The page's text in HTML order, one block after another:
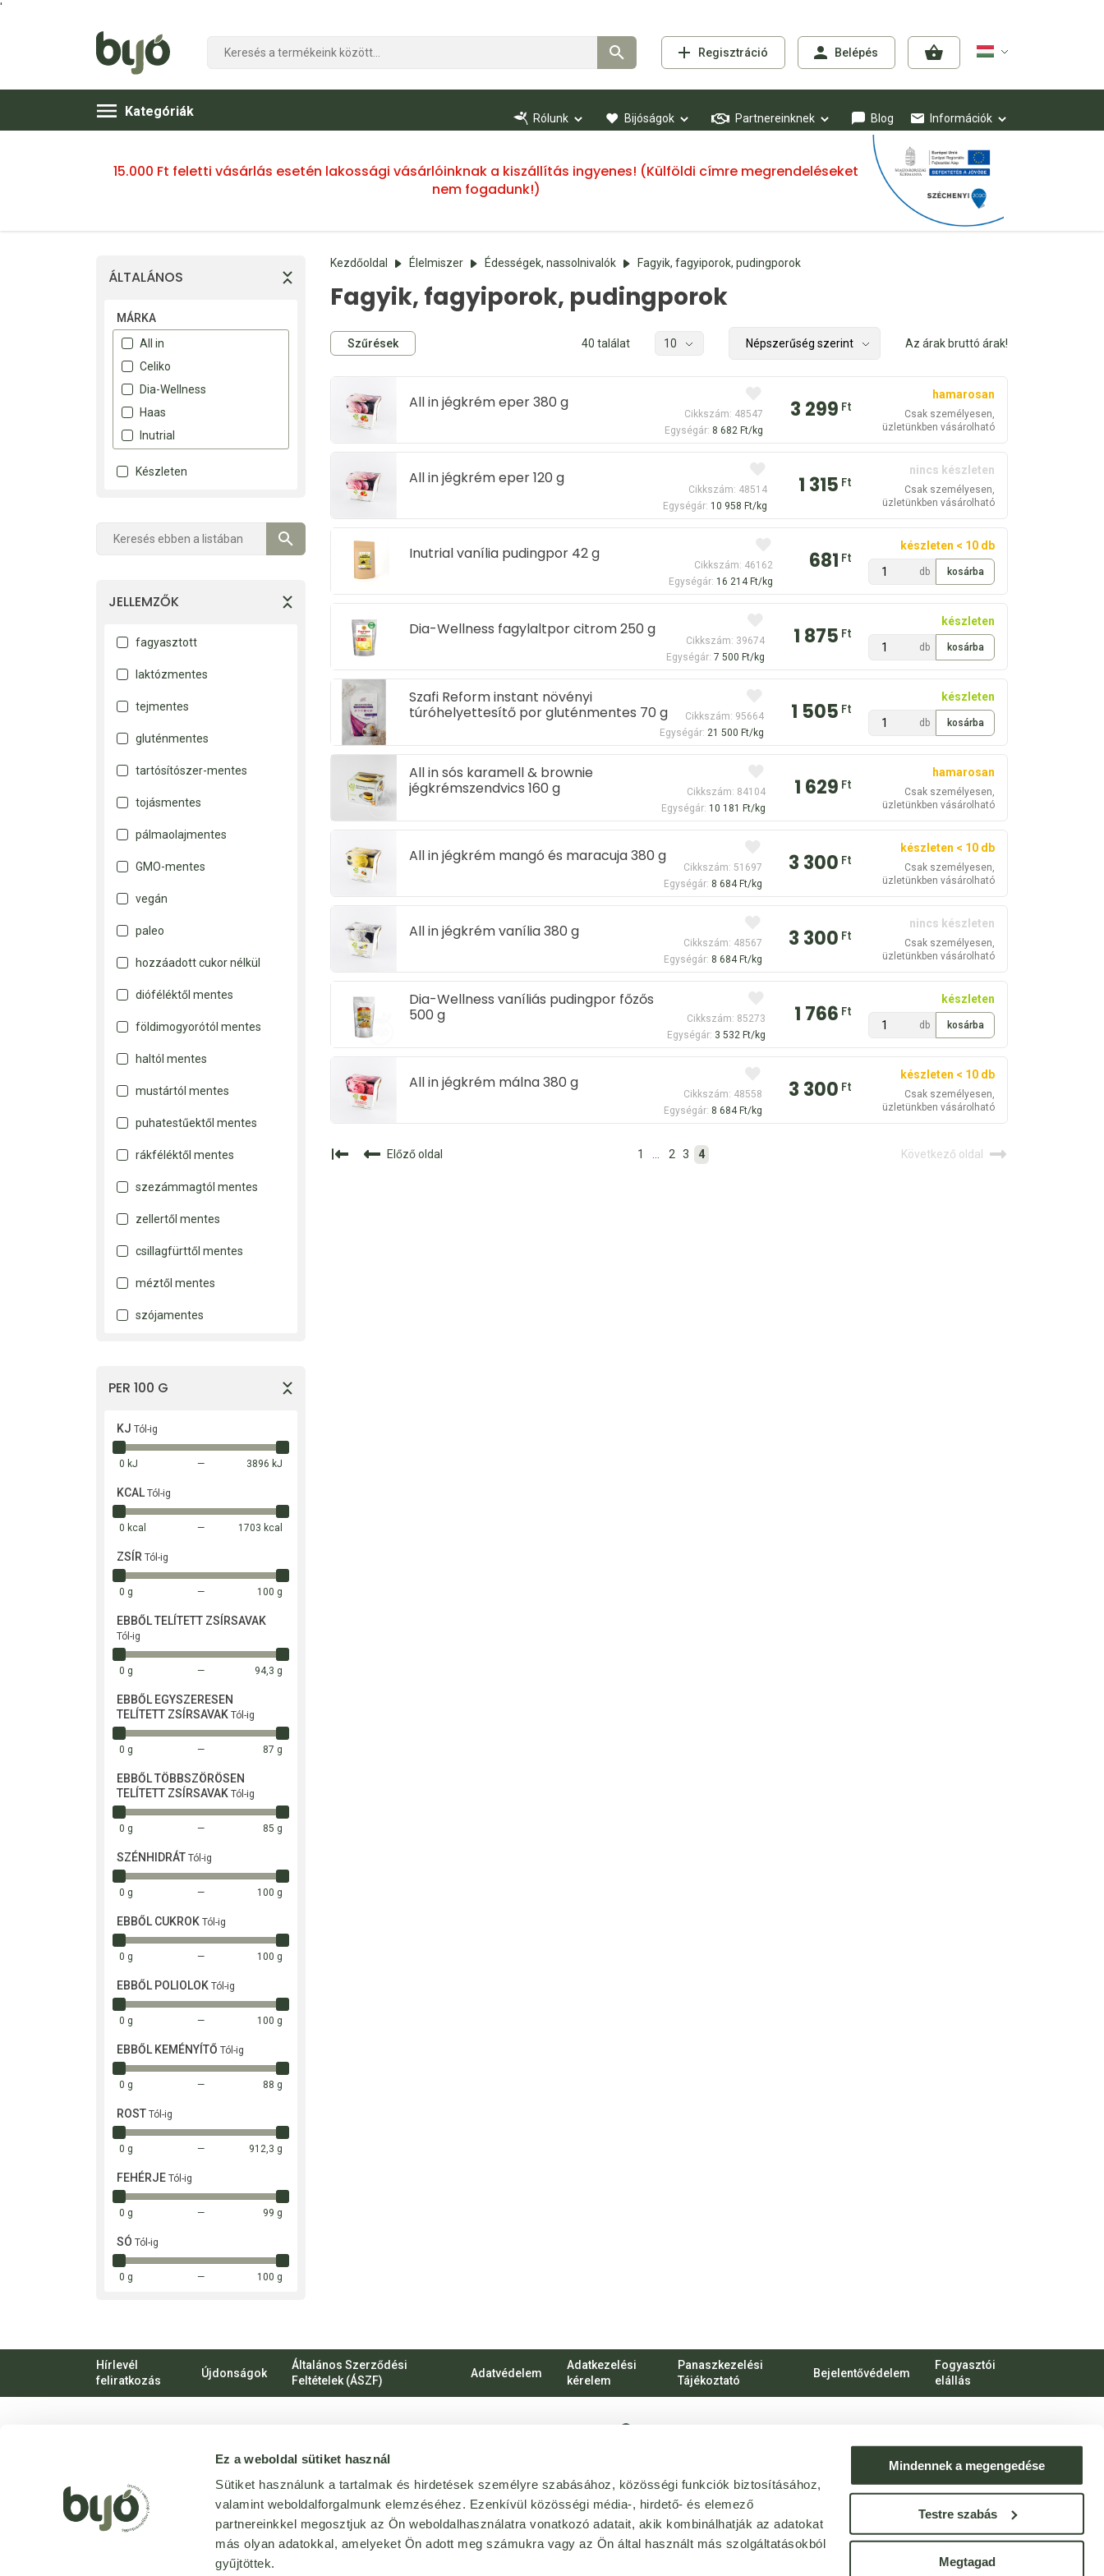
Ez a weboldal sütiket használ
Sütiket használunk a tartalmak és hirdetések személyre szabásához, közösségi funkciók biztosításához,
valamint weboldalforgalmunk elemzéséhez. Ezenkívül közösségi média-, hirdető- és elemező
partnereinkkel megosztjuk az Ön weboldalhasználatra vonatkozó adatait, akik kombinálhatják az adatokat
más olyan adatokkal, amelyeket Ön adott meg számukra vagy az Ön által használt más szolgáltatásokból
gyűjtöttek.
Mindennek a megengedése
Testre szabás
Megtagad
'
Regisztráció Belépés
Kategóriák Rólunk Bijóságok Partnereinknek Blog Információk
15.000 Ft feletti vásárlás esetén lakossági vásárlóinknak a kiszállítás ingyenes! (Külföldi címre megrendeléseket
nem fogadunk!)
Kezdőoldal Élelmiszer Édességek, nassolnivalók Fagyik, fagyiporok, pudingporok
Fagyik, fagyiporok, pudingporok
Szűrések 40 találat Az árak bruttó árak!
All in jégkrém eper 380 g
Cikkszám: 48547
Egységár: 8 682 Ft/kg
3 299 Ft
hamarosan
Csak személyesen,
üzletünkben vásárolható
All in jégkrém eper 120 g
Cikkszám: 48514
Egységár: 10 958 Ft/kg
1 315 Ft
nincs készleten
Csak személyesen,
üzletünkben vásárolható
Inutrial vanília pudingpor 42 g
Cikkszám: 46162
Egységár: 16 214 Ft/kg
681 Ft
készleten < 10 db
db
Dia-Wellness fagylaltpor citrom 250 g
Cikkszám: 39674
Egységár:7 500 Ft/kg
1 875 Ft
készleten
db
Szafi Reform instant növényi
túróhelyettesítő por gluténmentes 70 g
Cikkszám: 95664
Egységár: 21 500 Ft/kg
1 505 Ft
készleten
db
All in sós karamell & brownie
jégkrémszendvics 160 g
Cikkszám: 84104
Egységár: 10 181 Ft/kg
1 629 Ft
hamarosan
Csak személyesen,
üzletünkben vásárolható
All in jégkrém mangó és maracuja 380 g
Cikkszám: 51697
Egységár: 8 684 Ft/kg
3 300 Ft
készleten < 10 db
Csak személyesen,
üzletünkben vásárolható
All in jégkrém vanília 380 g
Cikkszám: 48567
Egységár: 8 684 Ft/kg
3 300 Ft
nincs készleten
Csak személyesen,
üzletünkben vásárolható
Dia-Wellness vaníliás pudingpor főzős
500 g
Cikkszám: 85273
Egységár: 3 532 Ft/kg
1 766 Ft
készleten
db
All in jégkrém málna 380 g
Cikkszám: 48558
Egységár: 8 684 Ft/kg
3 300 Ft
készleten < 10 db
Csak személyesen,
üzletünkben vásárolható
Előző oldal 1 2 3 4 Következő oldal
ÁLTALÁNOS
MÁRKA
All in
Celiko
Dia-Wellness
Haas
Inutrial
Készleten
JELLEMZŐK
fagyasztott
laktózmentes
tejmentes
gluténmentes
tartósítószer-mentes
tojásmentes
pálmaolajmentes
GMO-mentes
vegán
paleo
hozzáadott cukor nélkül
dióféléktől mentes
földimogyorótól mentes
haltól mentes
mustártól mentes
puhatestűektől mentes
rákféléktől mentes
szezámmagtól mentes
zellertől mentes
csillagfürttől mentes
méztől mentes
szójamentes
PER 100 G
KJ Tól-ig
0 kJ 3896 kJ
KCALTól-ig
0 kcal 1703 kcal
ZSÍR Tól-ig
0 g 100 g
EBBŐL TELÍTETT ZSÍRSAVAK
Tól-ig
0 g 94,3 g
EBBŐL EGYSZERESEN
TELÍTETT ZSÍRSAVAK Tól-ig
0 g 87 g
EBBŐL TÖBBSZÖRÖSEN
TELÍTETT ZSÍRSAVAK Tól-ig
0 g 85 g
SZÉNHIDRÁT Tól-ig
0 g 100 g
EBBŐL CUKROK Tól-ig
0 g 100 g
EBBŐL POLIOLOK Tól-ig
0 g 100 g
EBBŐL KEMÉNYÍTŐ Tól-ig
0 g 88 g
ROST Tól-ig
0 g 912,3 g
FEHÉRJE Tól-ig
0 g 99 g
SÓ Tól-ig
0 g 100 g
Hírlevél
feliratkozás
Újdonságok
Általános Szerződési
Feltételek (ÁSZF)
Adatvédelem
Adatkezelési
kérelem
Panaszkezelési
Tájékoztató
Bejelentővédelem
Fogyasztói
elállás
VIRTUÁLIS
Magánszemélyeknek: webshop@bijo.hu
+36 1 814 64 64